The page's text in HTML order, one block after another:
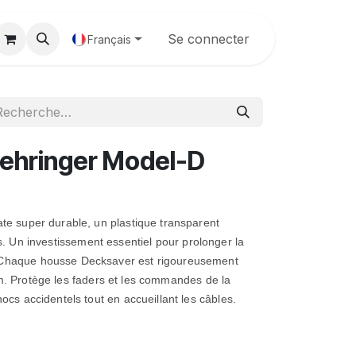
Galerie Français Se connecter
Model-D
super durable, un plastique transparent
Un investissement essentiel pour prolonger la
housse Decksaver est rigoureusement
Protège les faders et les commandes de la
accidentels tout en accueillant les câbles.